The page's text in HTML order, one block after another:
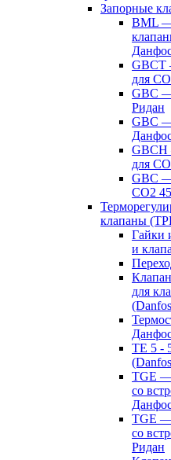
Запорные
BML —
GBCT
для
GBC
Ридан
GBC
GBCH
для
GBC
CO2
клапаны
Гайки
и
для
TE 5 -
TGE —
со
TGE —
со
Ридан